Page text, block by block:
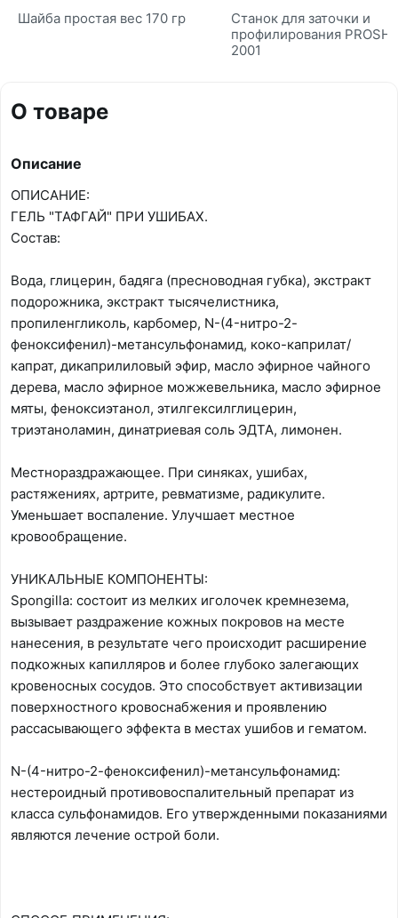
Шайба простая вес 170 гр
Станок для заточки и
профилирования
2001
О товаре
Описание
ОПИСАНИЕ:
ГЕЛЬ "ТАФГАЙ" ПРИ УШИБАХ.
Состав:
Вода, глицерин, бадяга (пресноводная губка), экстракт
подорожника, экстракт тысячелистника,
пропиленгликоль, карбомер, N-(4-нитро-2-
феноксифенил)-метансульфонамид, коко-каприлат/
капрат, дикаприлиловый эфир, масло эфирное чайного
дерева, масло эфирное можжевельника, масло эфирное
мяты, феноксиэтанол, этилгексилглицерин,
триэтаноламин, динатриевая соль ЭДТА, лимонен.
Местнораздражающее. При синяках, ушибах,
растяжениях, артрите, ревматизме, радикулите.
Уменьшает воспаление. Улучшает местное
кровообращение.
УНИКАЛЬНЫЕ КОМПОНЕНТЫ:
Spongilla: состоит из мелких иголочек кремнезема,
вызывает раздражение кожных покровов на месте
нанесения, в результате чего происходит расширение
подкожных капилляров и более глубоко залегающих
кровеносных сосудов. Это способствует активизации
поверхностного кровоснабжения и проявлению
рассасывающего эффекта в местах ушибов и гематом.
N-(4-нитро-2-феноксифенил)-метансульфонамид:
нестероидный противовоспалительный препарат из
класса сульфонамидов. Его утвержденными показаниями
являются лечение острой боли.